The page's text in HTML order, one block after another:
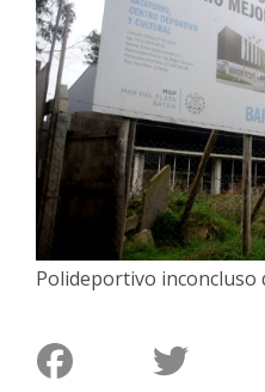
Ciudad
Deportes
Arte
y
Espectáculos
Policiales
Fotos
Familia
Clasificados
Polideportivo inconcluso